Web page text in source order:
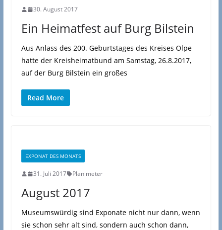
30. August 2017
Ein Heimatfest auf Burg Bilstein
Aus Anlass des 200. Geburtstages des Kreises Olpe
hatte der Kreisheimatbund am Samstag, 26.8.2017,
auf der Burg Bilstein ein großes
Read More
EXPONAT DES MONATS
31. Juli 2017 Planimeter
August 2017
Museumswürdig sind Exponate nicht nur dann, wenn
sie schon sehr alt sind, sondern auch schon dann,